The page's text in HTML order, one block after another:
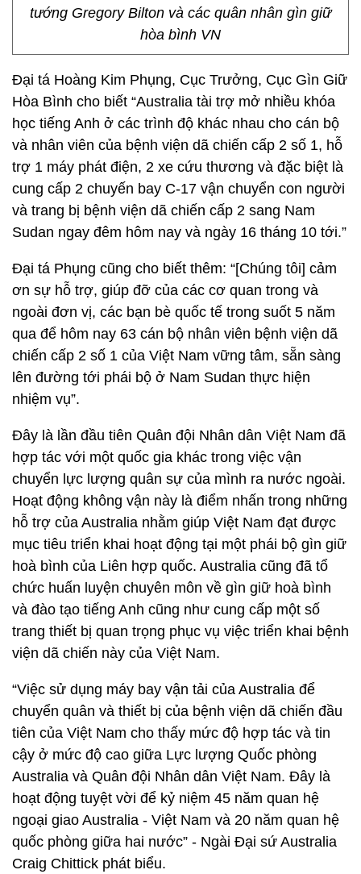
tướng Gregory Bilton và các quân nhân gìn giữ
hòa bình VN
Đại tá Hoàng Kim Phụng, Cục Trưởng, Cục Gìn Giữ
Hòa Bình cho biết “Australia tài trợ mở nhiều khóa
học tiếng Anh ở các trình độ khác nhau cho cán bộ
và nhân viên của bệnh viện dã chiến cấp 2 số 1, hỗ
trợ 1 máy phát điện, 2 xe cứu thương và đặc biệt là
cung cấp 2 chuyến bay C-17 vận chuyển con người
và trang bị bệnh viện dã chiến cấp 2 sang Nam
Sudan ngay đêm hôm nay và ngày 16 tháng 10 tới.”
Đại tá Phụng cũng cho biết thêm: “[Chúng tôi] cảm
ơn sự hỗ trợ, giúp đỡ của các cơ quan trong và
ngoài đơn vị, các bạn bè quốc tế trong suốt 5 năm
qua để hôm nay 63 cán bộ nhân viên bệnh viện dã
chiến cấp 2 số 1 của Việt Nam vững tâm, sẵn sàng
lên đường tới phái bộ ở Nam Sudan thực hiện
nhiệm vụ”.
Đây là lần đầu tiên Quân đội Nhân dân Việt Nam đã
hợp tác với một quốc gia khác trong việc vận
chuyển lực lượng quân sự của mình ra nước ngoài.
Hoạt động không vận này là điểm nhấn trong những
hỗ trợ của Australia nhằm giúp Việt Nam đạt được
mục tiêu triển khai hoạt động tại một phái bộ gìn giữ
hoà bình của Liên hợp quốc. Australia cũng đã tổ
chức huấn luyện chuyên môn về gìn giữ hoà bình
và đào tạo tiếng Anh cũng như cung cấp một số
trang thiết bị quan trọng phục vụ việc triển khai bệnh
viện dã chiến này của Việt Nam.
“Việc sử dụng máy bay vận tải của Australia để
chuyển quân và thiết bị của bệnh viện dã chiến đầu
tiên của Việt Nam cho thấy mức độ hợp tác và tin
cậy ở mức độ cao giữa Lực lượng Quốc phòng
Australia và Quân đội Nhân dân Việt Nam. Đây là
hoạt động tuyệt vời để kỷ niệm 45 năm quan hệ
ngoại giao Australia - Việt Nam và 20 năm quan hệ
quốc phòng giữa hai nước” - Ngài Đại sứ Australia
Craig Chittick phát biểu.